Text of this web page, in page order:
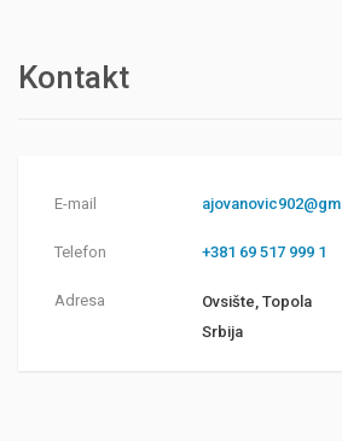
Kontakt
E-mail
Telefon +381 69 517 999 1
Adresa
Ovsište, Topola
Srbija